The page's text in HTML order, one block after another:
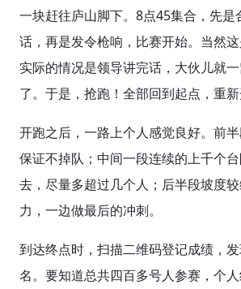
一块赶往庐山脚下。8点45集合，先是
话，再是发令枪响，比赛开始。当然这
实际的情况是领导讲完话，大伙儿就
了。于是，抢跑！全部回到起点，重
开跑之后，一路上个人感觉良好。前
保证不掉队；中间一段连续的上千个
去，尽量多超过几个人；后半段坡度
力，一边做最后的冲刺。
到达终点时，扫描二维码登记成绩，
名。要知道总共四百多号人参赛，个